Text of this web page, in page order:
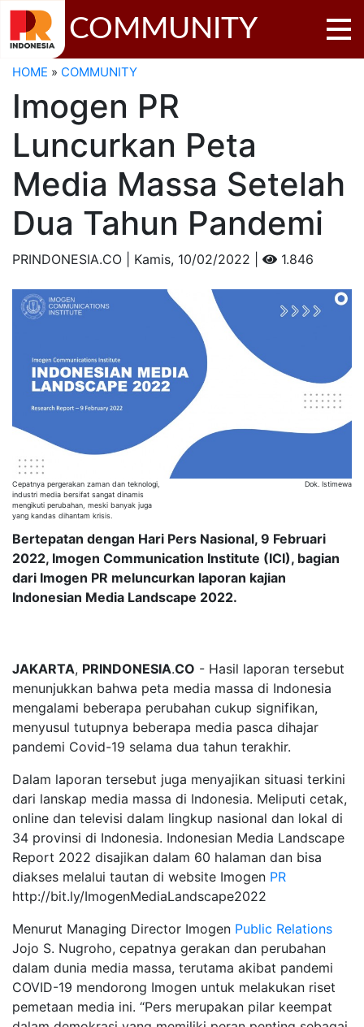
COMMUNITY
HOME » COMMUNITY
Imogen PR
Luncurkan Peta
Media Massa Setelah
Dua Tahun Pandemi
PRINDONESIA.CO | Kamis, 10/02/2022 | 1.846
Cepatnya pergerakan zaman dan teknologi,
industri media bersifat sangat dinamis
mengikuti perubahan, meski banyak juga
yang kandas dihantam krisis.
Dok. Istimewa
Bertepatan dengan Hari Pers Nasional, 9 Februari
2022, Imogen Communication Institute (ICI), bagian
dari Imogen PR meluncurkan laporan kajian
Indonesian Media Landscape 2022.
JAKARTA, PRINDONESIA.CO - Hasil laporan tersebut
menunjukkan bahwa peta media massa di Indonesia
mengalami beberapa perubahan cukup signifikan,
menyusul tutupnya beberapa media pasca dihajar
pandemi Covid-19 selama dua tahun terakhir.
Dalam laporan tersebut juga menyajikan situasi terkini
dari lanskap media massa di Indonesia. Meliputi cetak,
online dan televisi dalam lingkup nasional dan lokal di
34 provinsi di Indonesia. Indonesian Media Landscape
Report 2022 disajikan dalam 60 halaman dan bisa
diakses melalui tautan di website Imogen PR
http://bit.ly/ImogenMediaLandscape2022
Menurut Managing Director Imogen Public Relations
Jojo S. Nugroho, cepatnya gerakan dan perubahan
dalam dunia media massa, terutama akibat pandemi
COVID-19 mendorong Imogen untuk melakukan riset
pemetaan media ini. “Pers merupakan pilar keempat